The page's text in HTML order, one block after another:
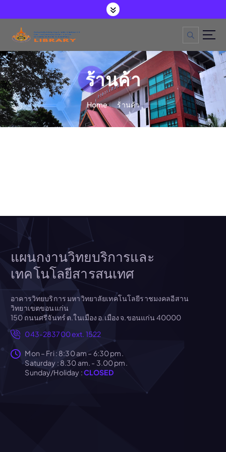
o
c
o
n
t
e
n
t
ร้านค้า
Home ร้านค้า
แผนกงานวิทยบริการและ
เทคโนโลยีสารสนเทศ
อาคารวิทยบริการ มหาวิทยาลัยเทคโนโลยีราชมงคลอีสาน
วิทยาเขตขอนแก่น
150 ถนนศรีจันทร์ ต.ในเมือง อ.เมือง จ.ขอนแก่น 40000
043-283700 ext. 1522
Mon – Fri : 8:30 am – 6:30 pm.
Saturday : 8.30 am. - 3.00 pm.
Sunday/Holiday :CLOSED